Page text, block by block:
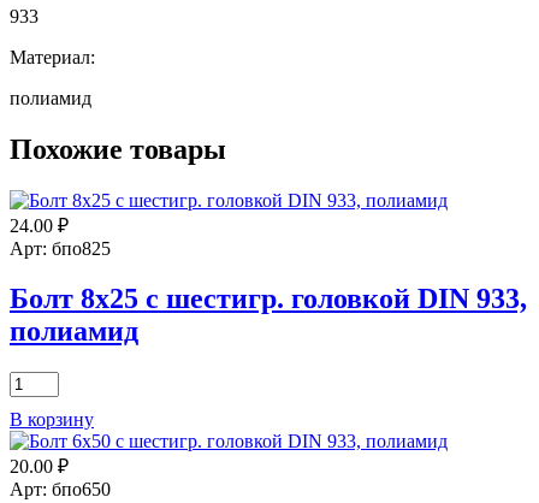
933
Материал:
полиамид
Похожие товары
24.00 ₽
Арт: бпо825
Болт 8х25 с шестигр. головкой DIN 933,
полиамид
Количество
товара
Болт
8х25
с
шестигр.
В корзину
20.00 ₽
Арт: бпо650